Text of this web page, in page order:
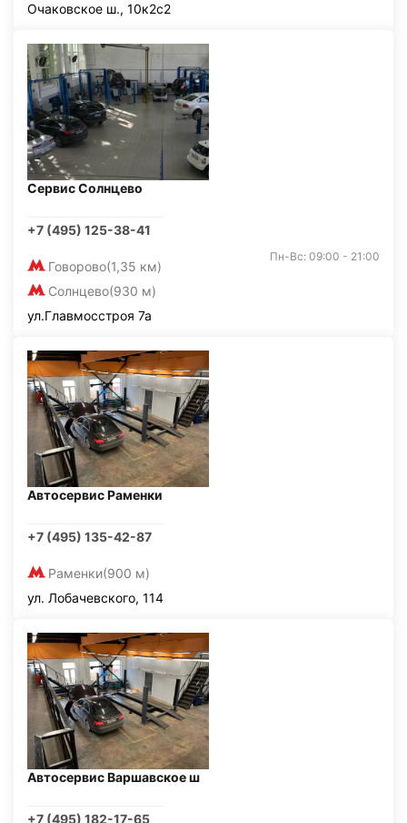
Очаковское ш., 10к2с2
Сервис Солнцево
+7 (495) 125-38-41
Говорово(1,35 км)
Солнцево(930 м)
Пн-Вс: 09:00 - 21:00
ул.Главмосстроя 7а
Автосервис Раменки
+7 (495) 135-42-87
Раменки(900 м)
ул. Лобачевского, 114
Автосервис Варшавское ш
+7 (495) 182-17-65